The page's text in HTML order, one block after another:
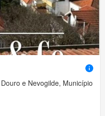
e Nevogilde, Município